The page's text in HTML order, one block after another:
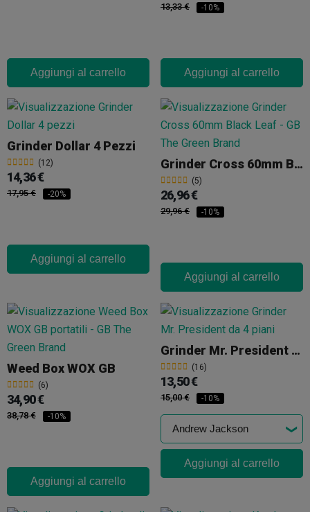
Aggiungi al carrello
13,33 € -10%
Aggiungi al carrello
Grinder Dollar 4 Pezzi
(12)
14,36 €
17,95 € -20%
Aggiungi al carrello
Grinder Cross 60mm Black Leaf
(5)
26,96 €
29,96 € -10%
Aggiungi al carrello
Weed Box WOX GB
(6)
34,90 €
38,78 € -10%
Aggiungi al carrello
Grinder Mr. President Da 4 Piani
(16)
13,50 €
15,00 € -10%
Aggiungi al carrello